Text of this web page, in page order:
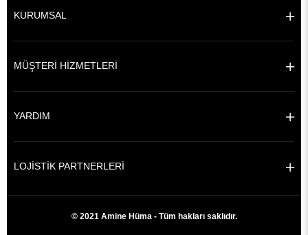
KURUMSAL
MÜŞTERİ HİZMETLERİ
YARDIM
LOJİSTİK PARTNERLERİ
© 2021 Amine Hüma - Tüm hakları saklıdır.